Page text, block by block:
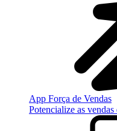
App Força de Vendas
Potencialize as